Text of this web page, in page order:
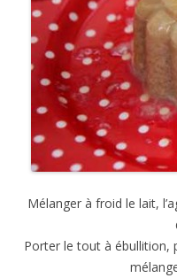
Mélanger à froid le lait,
Porter le tout à ébullition,